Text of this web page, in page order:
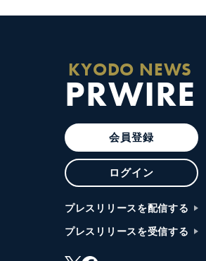
KYODO NEWS
PRWIRE
会員登録
ログイン
プレスリリースを配信する
プレスリリースを受信する